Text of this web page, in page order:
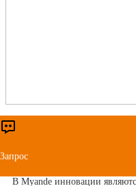
В Myande инновации
Запрос